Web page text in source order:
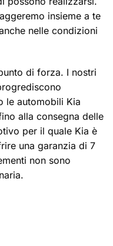
insieme a te
nelle condizioni
di forza. I nostri
le automobili Kia
alla consegna delle
per il quale Kia è
una garanzia di 7
non sono